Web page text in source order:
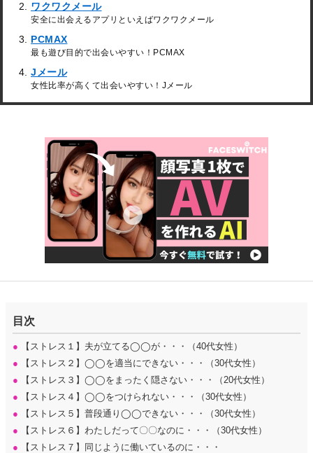
ワクワクメール
安全に出会えるアプリといえばワクワクメール
PCMAX
最も遊び目的で出会いやすい！PCMAX
Jメール
女性比率が高くて出会いやすい！Jメール
目次
● 【ストレス１】夫が立てる◯◯が・・・（40代女性）
● 【ストレス２】◯◯を適当にできない・・・（30代女性）
● 【ストレス３】◯◯をまったく隠さない・・・（20代女性）
● 【ストレス４】◯◯をつけられない・・・（30代女性）
● 【ストレス５】普段通り◯◯できない・・・（30代女性）
● 【ストレス６】わたしだって〇〇なのに・・・（30代女性）
● 【ストレス７】同じように働いているのに・・・